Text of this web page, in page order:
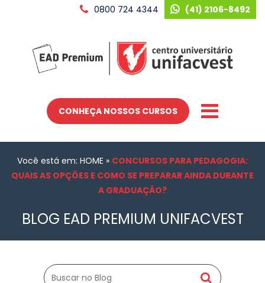
(41) 2106-8492
0800 724 4344
CONHEÇA NOSSOS CURSOS
Você está em: HOME » CONCURSOS PARA PEDAGOGIA:
QUAIS AS OPÇÕES E COMO SE PREPARAR AINDA DURANTE
A GRADUAÇÃO?
BLOG EAD PREMIUM UNIFACVEST